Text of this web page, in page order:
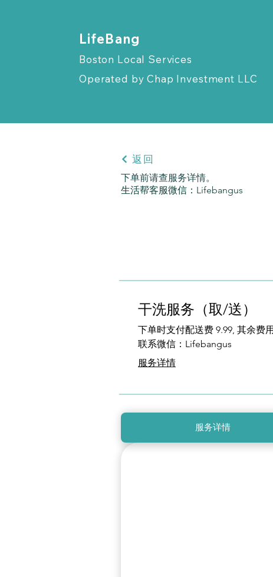
​LifeBang
Boston Local Services
Operated by Chap Investment LLC
返回
干洗服务（取/送）
下单时支付配送费 9.99, 其余费
联系微信：Lifebangus
服务详情
下单前请查服务详情。
生活帮客服微信：Lifebangus
服务详情